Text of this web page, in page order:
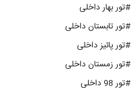
#تور بهار داخلی
#تور تابستان داخلی
#تور پائیز داخلی
#تور زمستان داخلی
#تور 98 داخلی